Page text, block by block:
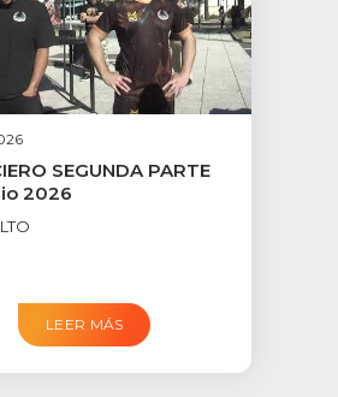
SEGUNDA PARTE
2026
LEER MÁS